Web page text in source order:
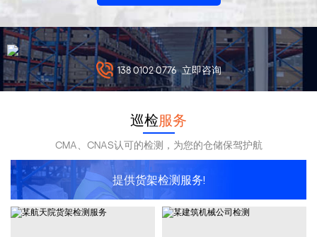
138 0102 0776 立即咨询
巡检服务
CMA、CNAS认可的检测，为您的仓储保驾护航
提供货架检测服务!